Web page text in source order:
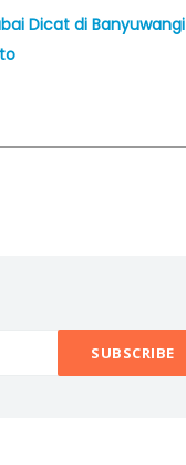
Dicat di Banyuwangi